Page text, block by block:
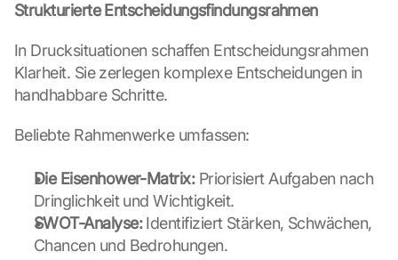
Strukturierte Entscheidungsfindungsrahmen
In Drucksituationen schaffen Entscheidungsrahmen
Klarheit. Sie zerlegen komplexe Entscheidungen in
handhabbare Schritte.
Beliebte Rahmenwerke umfassen:
Die Eisenhower-Matrix: Priorisiert Aufgaben nach
Dringlichkeit und Wichtigkeit.
SWOT-Analyse: Identifiziert Stärken, Schwächen,
Chancen und Bedrohungen.
r
e
z
u
.
a
e
i
w
e
r